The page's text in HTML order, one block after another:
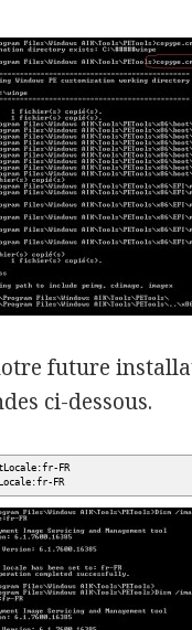
future
ci-dessous.
FR
FR